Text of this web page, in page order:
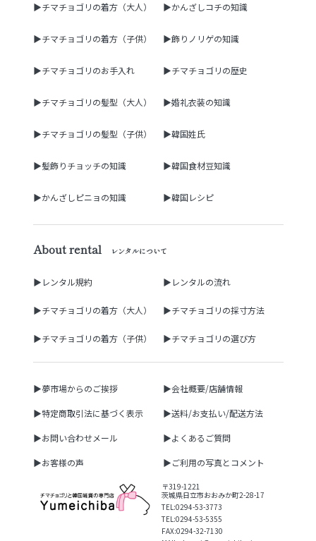
▶チマチョゴリの着方（大人）
▶かんざしコチの知識
▶チマチョゴリの着方（子供） ▶飾りノリゲの知識
▶チマチョゴリのお手入れ ▶チマチョゴリの歴史
▶チマチョゴリの髪型（大人） ▶婚礼衣装の知識
▶チマチョゴリの髪型（子供） ▶韓国姓氏
▶髪飾りチョッチの知識 ▶韓国食材豆知識
▶かんざしピニョの知識 ▶韓国レシピ
About rental レンタルについて
▶レンタル規約 ▶レンタルの流れ
▶チマチョゴリの着方（大人） ▶チマチョゴリの採寸方法
▶チマチョゴリの着方（子供） ▶チマチョゴリの選び方
▶夢市場からのご挨拶 ▶会社概要/店舗情報
▶特定商取引法に基づく表示 ▶送料/お支払い/配送方法
▶お問い合わせメール ▶よくあるご質問
▶お客様の声 ▶ご利用の写真とコメント
〒319-1221
茨城県日立市おおみか町2-28-17
TEL:0294-53-3773
TEL:0294-53-5355
FAX:0294-32-7130